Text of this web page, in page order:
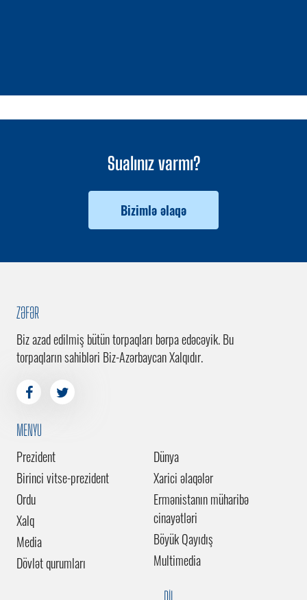
Sualınız varmı?
Bizimlə əlaqə
ZƏFƏR
Biz azad edilmiş bütün torpaqları bərpa edəcəyik. Bu
torpaqların sahibləri Biz-Azərbaycan Xalqıdır.
MENYU
Prezident
Birinci vitse-prezident
Ordu
Xalq
Media
Dövlət qurumları
Dünya
Xarici əlaqələr
Ermənistanın müharibə
cinayətləri
Böyük Qayıdış
Multimedia